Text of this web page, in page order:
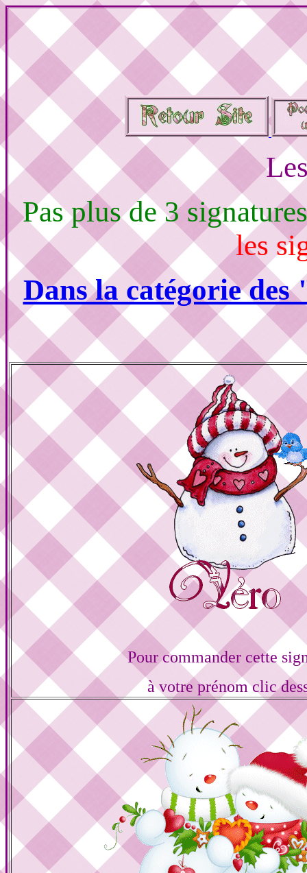
Pas plus de 3
les
Dans la catégorie des
Pour commander cette
à votre prénom clic